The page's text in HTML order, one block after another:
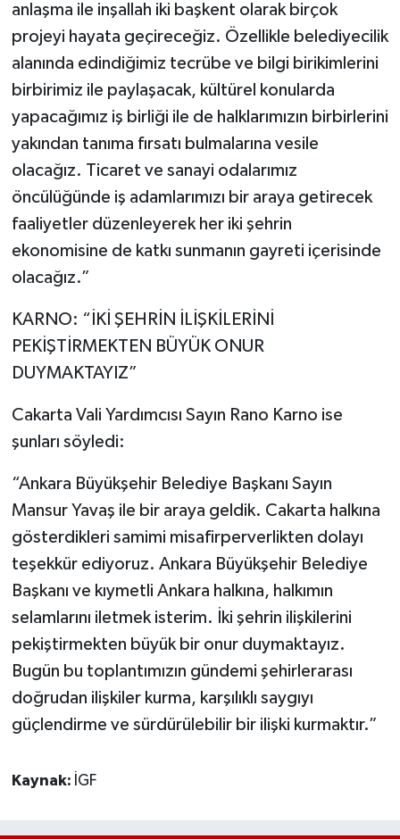
anlaşma ile inşallah iki başkent olarak birçok
projeyi hayata geçireceğiz. Özellikle belediyecilik
alanında edindiğimiz tecrübe ve bilgi birikimlerini
birbirimiz ile paylaşacak, kültürel konularda
yapacağımız iş birliği ile de halklarımızın birbirlerini
yakından tanıma fırsatı bulmalarına vesile
olacağız. Ticaret ve sanayi odalarımız
öncülüğünde iş adamlarımızı bir araya getirecek
faaliyetler düzenleyerek her iki şehrin
ekonomisine de katkı sunmanın gayreti içerisinde
olacağız.”
KARNO: “İKİ ŞEHRİN İLİŞKİLERİNİ
PEKİŞTİRMEKTEN BÜYÜK ONUR
DUYMAKTAYIZ”
Cakarta Vali Yardımcısı Sayın Rano Karno ise
şunları söyledi:
“Ankara Büyükşehir Belediye Başkanı Sayın
Mansur Yavaş ile bir araya geldik. Cakarta halkına
gösterdikleri samimi misafirperverlikten dolayı
teşekkür ediyoruz. Ankara Büyükşehir Belediye
Başkanı ve kıymetli Ankara halkına, halkımın
selamlarını iletmek isterim. İki şehrin ilişkilerini
pekiştirmekten büyük bir onur duymaktayız.
Bugün bu toplantımızın gündemi şehirlerarası
doğrudan ilişkiler kurma, karşılıklı saygıyı
güçlendirme ve sürdürülebilir bir ilişki kurmaktır.”
Kaynak: İGF